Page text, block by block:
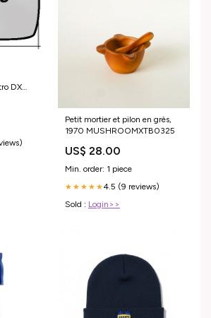
DX
Petit mortier et pilon en grès,
1970 MUSHROOMXTB0325
US$ 28.00
Min. order: 1 piece
★★★★★4.5 (9 reviews)
Sold : Login>>